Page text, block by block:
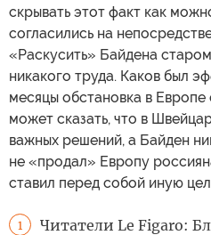
скрывать этот факт как
согласились на
«Раскусить» Байдена
никакого труда. Каков был
месяцы обстановка в Европе
может сказать, что в
важных решений, а Байден
не «продал» Европу
ставил перед собой иную
1
Читатели Le Figaro: